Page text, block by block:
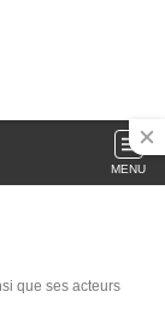
MENU
que ses acteurs